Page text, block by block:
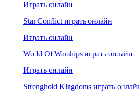
Играть онлайн
Star Conflict играть онлайн
Играть онлайн
World Of Warships играть онлайн
Играть онлайн
Stronghold Kingdoms играть